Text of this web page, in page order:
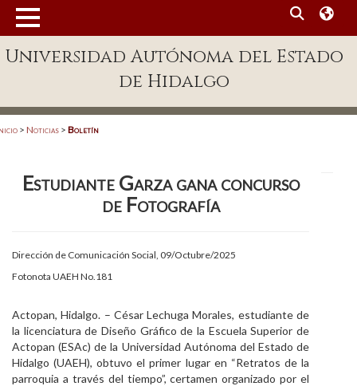
Enlaces
Patronato
Publicaciones en línea
Acreditación Internacional
Alumnado
Aspirantes
Personal
Universidad Autónoma del Estado
de Hidalgo
> Noticias > Boletín
Estudiante Garza gana concurso
de Fotografía
Dirección de Comunicación Social, 09/Octubre/2025
Fotonota UAEH No.181
Actopan, Hidalgo. – César Lechuga Morales, estudiante de
la licenciatura de Diseño Gráfico de la Escuela Superior de
Actopan (ESAc) de la Universidad Autónoma del Estado de
Hidalgo (UAEH), obtuvo el primer lugar en “Retratos de la
parroquia a través del tiempo”, certamen organizado por el